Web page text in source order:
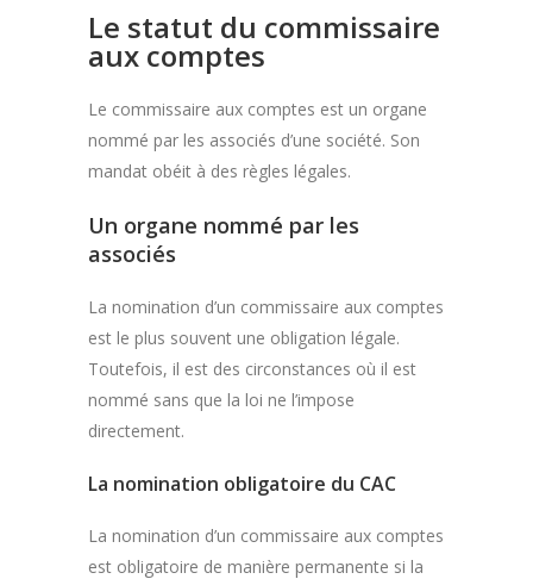
Le statut du commissaire
aux comptes
Le commissaire aux comptes est un organe
nommé par les associés d’une société. Son
mandat obéit à des règles légales.
Un organe nommé par les
associés
La nomination d’un commissaire aux comptes
est le plus souvent une obligation légale.
Toutefois, il est des circonstances où il est
nommé sans que la loi ne l’impose
directement.
La nomination obligatoire du CAC
La nomination d’un commissaire aux comptes
est obligatoire de manière permanente si la